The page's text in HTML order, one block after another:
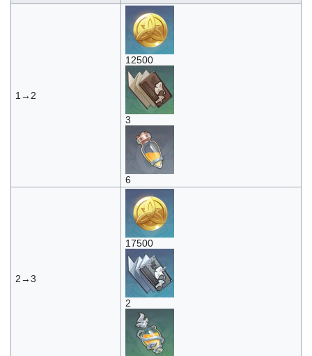
1→2
12500
3
6
2→3
17500
2